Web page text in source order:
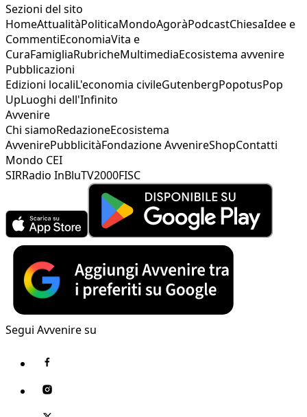
Sezioni del sito
HomeAttualitàPoliticaMondoAgoràPodcastChiesaIdee e
CommentiEconomiaVita e
CuraFamigliaRubricheMultimediaEcosistema avvenire
Pubblicazioni
Edizioni localiL'economia civileGutenbergPopotusPop
UpLuoghi dell'Infinito
Avvenire
Chi siamoRedazioneEcosistema
AvvenirePubblicitàFondazione AvvenireShopContatti
Mondo CEI
SIRRadio InBluTV2000FISC
Segui Avvenire su